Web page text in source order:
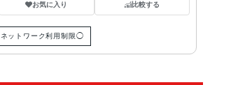
お気に入り 比較する
ネットワーク利用制限◯